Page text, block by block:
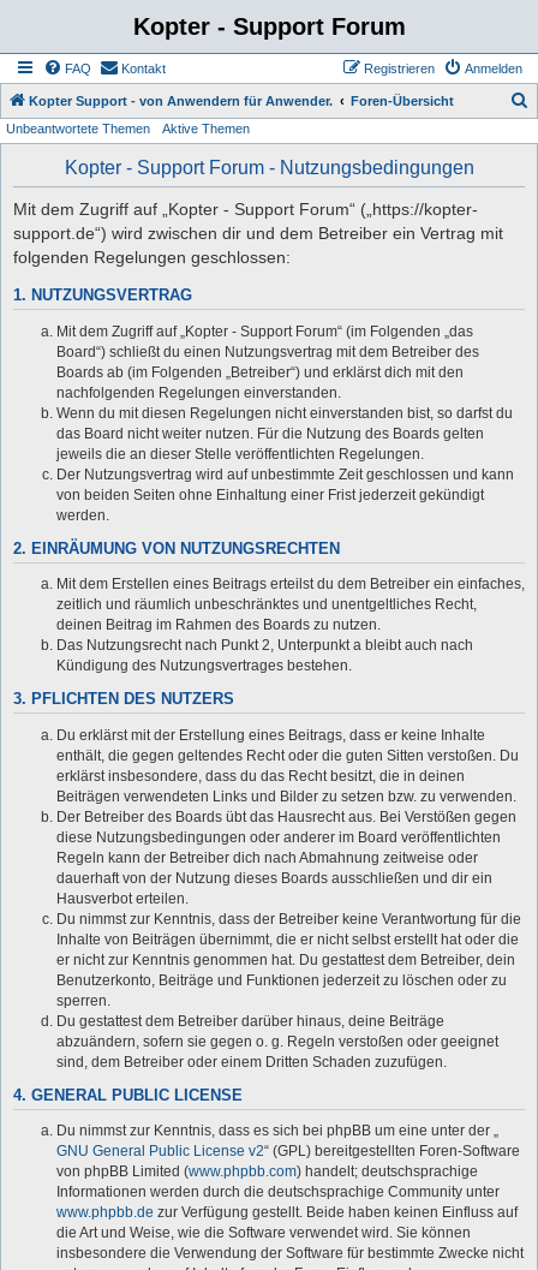
Kopter - Support Forum
FAQ Kontakt Anmelden
Registrieren
Kopter Support - von Anwendern für Anwender. Foren-Übersicht
Unbeantwortete Themen Aktive Themen
Kopter - Support Forum - Nutzungsbedingungen
Mit dem Zugriff auf „Kopter - Support Forum“ („https://kopter-
support.de“) wird zwischen dir und dem Betreiber ein Vertrag mit
folgenden Regelungen geschlossen:
1. NUTZUNGSVERTRAG
Mit dem Zugriff auf „Kopter - Support Forum“ (im Folgenden „das
Board“) schließt du einen Nutzungsvertrag mit dem Betreiber des
Boards ab (im Folgenden „Betreiber“) und erklärst dich mit den
nachfolgenden Regelungen einverstanden.
Wenn du mit diesen Regelungen nicht einverstanden bist, so darfst du
das Board nicht weiter nutzen. Für die Nutzung des Boards gelten
jeweils die an dieser Stelle veröffentlichten Regelungen.
Der Nutzungsvertrag wird auf unbestimmte Zeit geschlossen und kann
von beiden Seiten ohne Einhaltung einer Frist jederzeit gekündigt
werden.
2. EINRÄUMUNG VON NUTZUNGSRECHTEN
Mit dem Erstellen eines Beitrags erteilst du dem Betreiber ein einfaches,
zeitlich und räumlich unbeschränktes und unentgeltliches Recht,
deinen Beitrag im Rahmen des Boards zu nutzen.
Das Nutzungsrecht nach Punkt 2, Unterpunkt a bleibt auch nach
Kündigung des Nutzungsvertrages bestehen.
3. PFLICHTEN DES NUTZERS
Du erklärst mit der Erstellung eines Beitrags, dass er keine Inhalte
enthält, die gegen geltendes Recht oder die guten Sitten verstoßen. Du
erklärst insbesondere, dass du das Recht besitzt, die in deinen
Beiträgen verwendeten Links und Bilder zu setzen bzw. zu verwenden.
Der Betreiber des Boards übt das Hausrecht aus. Bei Verstößen gegen
diese Nutzungsbedingungen oder anderer im Board veröffentlichten
Regeln kann der Betreiber dich nach Abmahnung zeitweise oder
dauerhaft von der Nutzung dieses Boards ausschließen und dir ein
Hausverbot erteilen.
Du nimmst zur Kenntnis, dass der Betreiber keine Verantwortung für die
Inhalte von Beiträgen übernimmt, die er nicht selbst erstellt hat oder die
er nicht zur Kenntnis genommen hat. Du gestattest dem Betreiber, dein
Benutzerkonto, Beiträge und Funktionen jederzeit zu löschen oder zu
sperren.
Du gestattest dem Betreiber darüber hinaus, deine Beiträge
abzuändern, sofern sie gegen o. g. Regeln verstoßen oder geeignet
sind, dem Betreiber oder einem Dritten Schaden zuzufügen.
4. GENERAL PUBLIC LICENSE
Du nimmst zur Kenntnis, dass es sich bei phpBB um eine unter der „
GNU General Public License v2“ (GPL) bereitgestellten Foren-Software
von phpBB Limited (www.phpbb.com) handelt; deutschsprachige
Informationen werden durch die deutschsprachige Community unter
www.phpbb.de zur Verfügung gestellt. Beide haben keinen Einfluss auf
die Art und Weise, wie die Software verwendet wird. Sie können
insbesondere die Verwendung der Software für bestimmte Zwecke nicht